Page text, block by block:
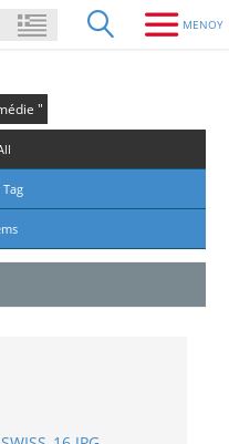
"